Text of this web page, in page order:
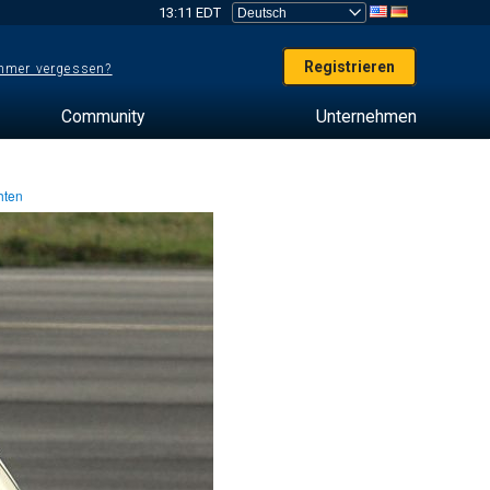
13:11 EDT
vergessen? Registrieren
Community Unternehmen